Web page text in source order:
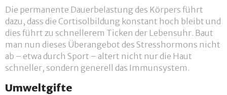
Die permanente Dauerbelastung des Körpers führt
dazu, dass die Cortisolbildung konstant hoch bleibt und
dies führt zu schnellerem Ticken der Lebensuhr. Baut
man nun dieses Überangebot des Stresshormons nicht
ab – etwa durch Sport – altert nicht nur die Haut
schneller, sondern generell das Immunsystem.
Umweltgifte